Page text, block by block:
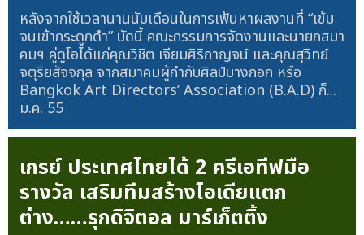
หลังจากใช้เวลานานนับเดือนในการเฟ้นหาผลงานที่ “เข้ม
จนเข้ากระดูกดำ” บัดนี้ คณะกรรมการจัดงานและนายกสมา
คมฯ คู่ดูโอได้แก่คุณวิชิต เจียมศิริกาญจน์ และคุณสุวิทย์
จตุริยสัจจกุล จากสมาคมผู้กำกับศิลป์บางกอก หรือ
Bangkok Art Directors’ Association (B.A.D) ก็...
ม.ค. 55
เกรย์ ประเทศไทยได้ 2 ครีเอทีฟมือ
รางวัล เสริมทีมสร้างไอเดียแตก
ต่าง……รุกดิจิตอล มาร์เก็ตติ้ง